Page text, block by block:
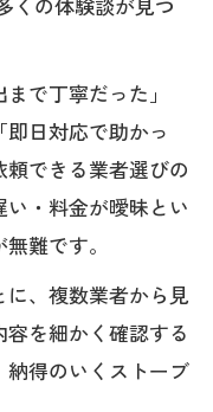
で丁寧だった」
即日対応で助かっ
できる業者選びの
・料金が曖昧とい
難です。
、複数業者から見
を細かく確認する
得のいくストーブ